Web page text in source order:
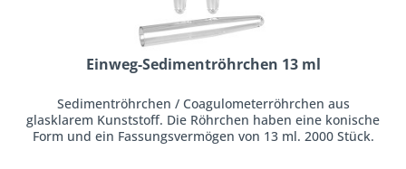
Einweg-Sedimentröhrchen 13 ml
Sedimentröhrchen / Coagulometerröhrchen aus
glasklarem Kunststoff. Die Röhrchen haben eine konische
Form und ein Fassungsvermögen von 13 ml. 2000 Stück.